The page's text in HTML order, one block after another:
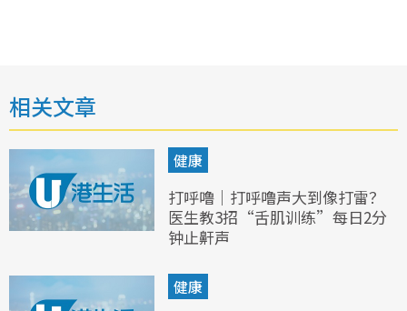
相关文章
健康
打呼噜｜打呼噜声大到像打雷？
医生教3招“舌肌训练”每日2分
钟止鼾声
健康